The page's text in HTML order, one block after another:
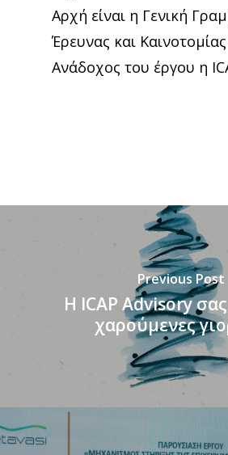
Αρχή είναι η Γενική
Έρευνας και
Ανάδοχος του έργου η
Previous Post
H ICAP Advisory
χαρούμενες